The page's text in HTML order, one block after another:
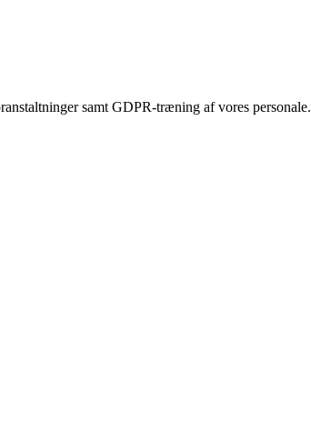
samt GDPR-træning af vores personale.